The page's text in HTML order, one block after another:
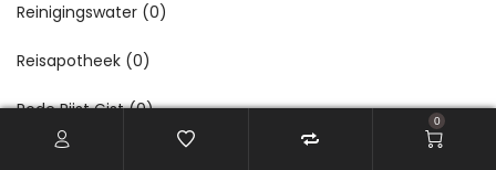
Reinigingswater (0)
Reisapotheek (0)
Rode Rijst Gist (0)
0